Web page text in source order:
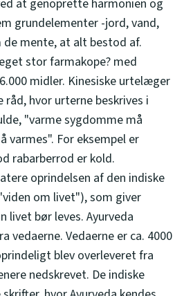
at genoprette harmonien og
grundelementer -jord, vand,
mente, at alt bestod af.
stor farmakope? med
midler. Kinesiske urtelæger
hvor urterne beskrives i
"varme sygdomme må
varmes". For eksempel er
rabarberrod er kold.
oprindelsen af den indiske
om livet"), som giver
livet bør leves. Ayurveda
vedaerne. Vedaerne er ca. 4000
blev overleveret fra
nedskrevet. De indiske